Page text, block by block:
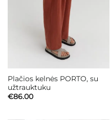
Plačios kelnės PORTO, su
užtrauktuku
€86.00